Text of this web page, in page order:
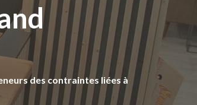
des contraintes liées à